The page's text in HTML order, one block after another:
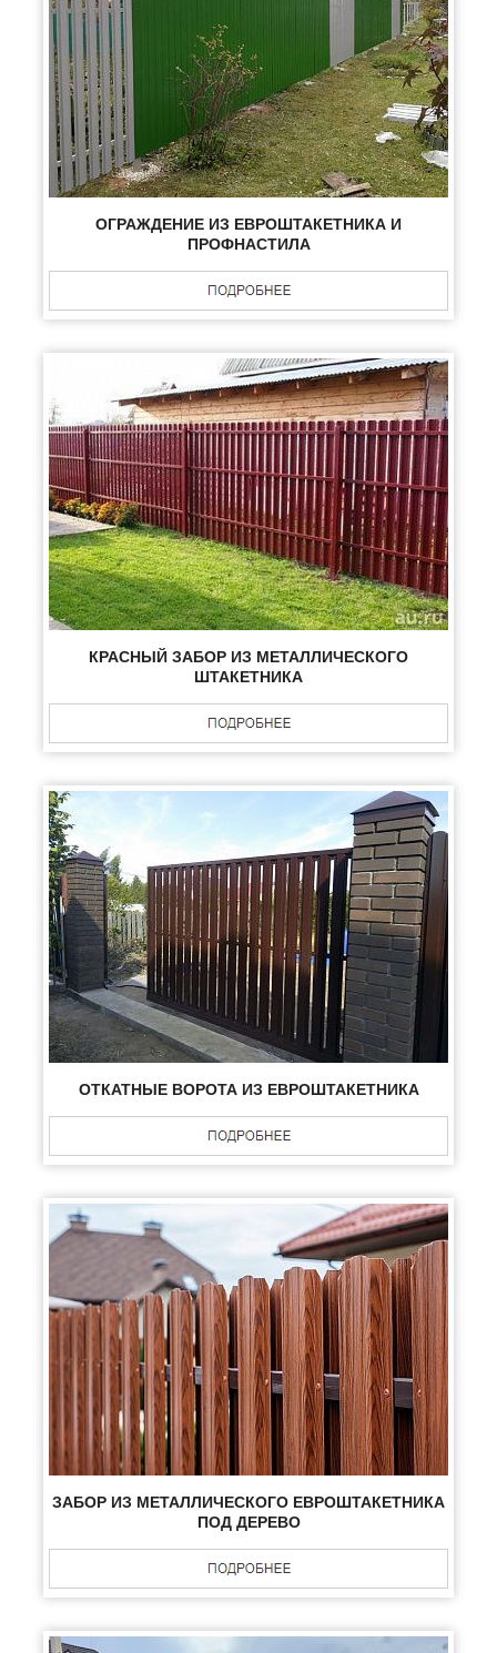
ОГРАЖДЕНИЕ ИЗ ЕВРОШТАКЕТНИКА И
ПРОФНАСТИЛА
КРАСНЫЙ ЗАБОР ИЗ МЕТАЛЛИЧЕСКОГО
ШТАКЕТНИКА
ОТКАТНЫЕ ВОРОТА ИЗ ЕВРОШТАКЕТНИКА
ЗАБОР ИЗ МЕТАЛЛИЧЕСКОГО ЕВРОШТАКЕТНИКА
ПОД ДЕРЕВО